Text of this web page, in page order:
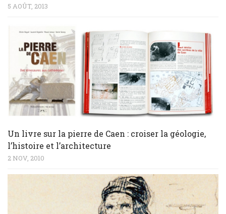
5 AOÛT, 2013
Un livre sur la pierre de Caen : croiser la géologie,
l’histoire et l’architecture
2 NOV, 2010